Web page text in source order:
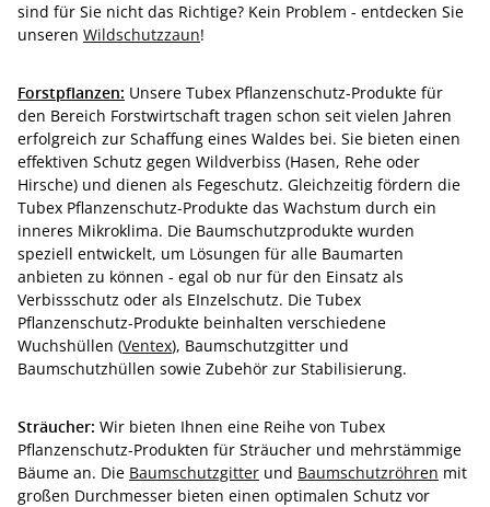
sind für Sie nicht das Richtige? Kein Problem - entdecken Sie
unseren Wildschutzzaun!
Forstpflanzen: Unsere Tubex Pflanzenschutz-Produkte für
den Bereich Forstwirtschaft tragen schon seit vielen Jahren
erfolgreich zur Schaffung eines Waldes bei. Sie bieten einen
effektiven Schutz gegen Wildverbiss (Hasen, Rehe oder
Hirsche) und dienen als Fegeschutz. Gleichzeitig fördern die
Tubex Pflanzenschutz-Produkte das Wachstum durch ein
inneres Mikroklima. Die Baumschutzprodukte wurden
speziell entwickelt, um Lösungen für alle Baumarten
anbieten zu können - egal ob nur für den Einsatz als
Verbissschutz oder als EInzelschutz. Die Tubex
Pflanzenschutz-Produkte beinhalten verschiedene
Wuchshüllen (Ventex), Baumschutzgitter und
Baumschutzhüllen sowie Zubehör zur Stabilisierung.
Sträucher: Wir bieten Ihnen eine Reihe von Tubex
Pflanzenschutz-Produkten für Sträucher und mehrstämmige
Bäume an. Die Baumschutzgitter und Baumschutzröhren mit
großen Durchmesser bieten einen optimalen Schutz vor